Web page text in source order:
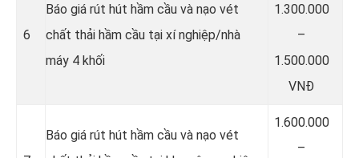
6
Báo giá rút hút hầm cầu và nạo vét
chất thải hầm cầu tại xí nghiệp/nhà
máy 4 khối
1.300.000
–
1.500.000
VNĐ
Báo giá rút hút hầm cầu và nạo vét
1.600.000
–